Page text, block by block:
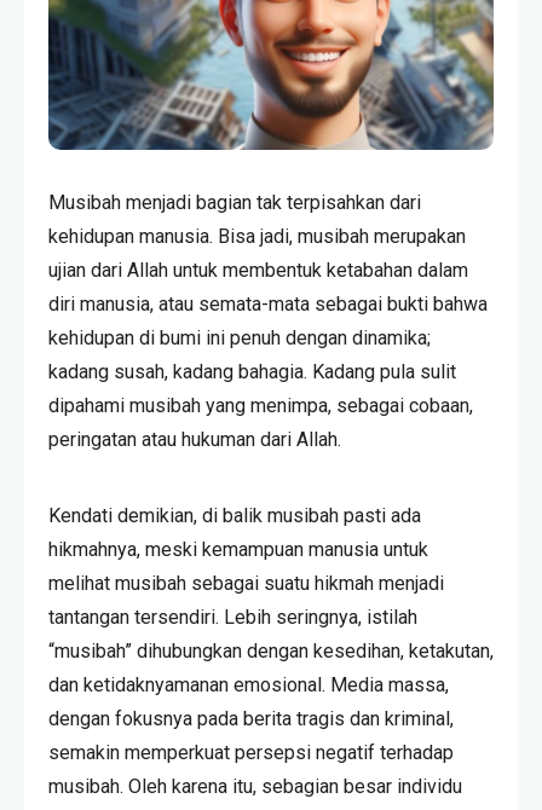
Musibah menjadi bagian tak terpisahkan dari
kehidupan manusia. Bisa jadi, musibah merupakan
ujian dari Allah untuk membentuk ketabahan dalam
diri manusia, atau semata-mata sebagai bukti bahwa
kehidupan di bumi ini penuh dengan dinamika;
kadang susah, kadang bahagia. Kadang pula sulit
dipahami musibah yang menimpa, sebagai cobaan,
peringatan atau hukuman dari Allah.
Kendati demikian, di balik musibah pasti ada
hikmahnya, meski kemampuan manusia untuk
melihat musibah sebagai suatu hikmah menjadi
tantangan tersendiri. Lebih seringnya, istilah
“musibah” dihubungkan dengan kesedihan, ketakutan,
dan ketidaknyamanan emosional. Media massa,
dengan fokusnya pada berita tragis dan kriminal,
semakin memperkuat persepsi negatif terhadap
musibah. Oleh karena itu, sebagian besar individu